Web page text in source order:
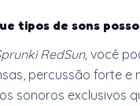
tipos de sons
RedSun,você
percussão forte
sonoros exclusivos